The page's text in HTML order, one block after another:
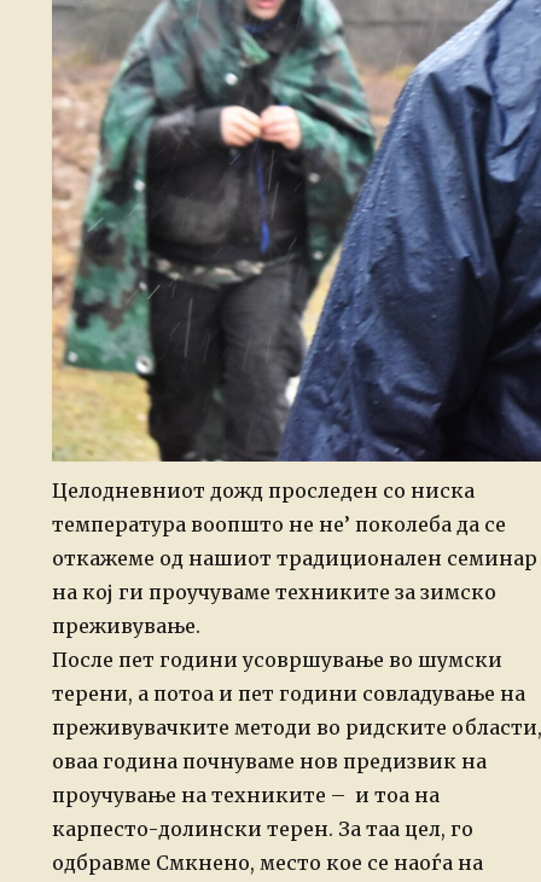
Целодневниот дожд проследен со ниска
температура воопшто не не’ поколеба да се
откажеме од нашиот традиционален семинар
на кој ги проучуваме техниките за зимско
преживување.
После пет години усовршување во шумски
терени, а потоа и пет години совладување на
преживувачките методи во ридските области,
оваа година почнуваме нов предизвик на
проучување на техниките – и тоа на
карпесто-долински терен. За таа цел, го
одбравме Смкнено, место кое се наоѓа на